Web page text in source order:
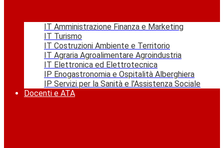
IT Amministrazione Finanza e Marketing
IT Turismo
IT Costruzioni Ambiente e Territorio
IT Agraria Agroalimentare Agroindustria
IT Elettronica ed Elettrotecnica
IP Enogastronomia e Ospitalità Alberghiera
IP Servizi per la Sanità e l'Assistenza Sociale
Docenti e ATA